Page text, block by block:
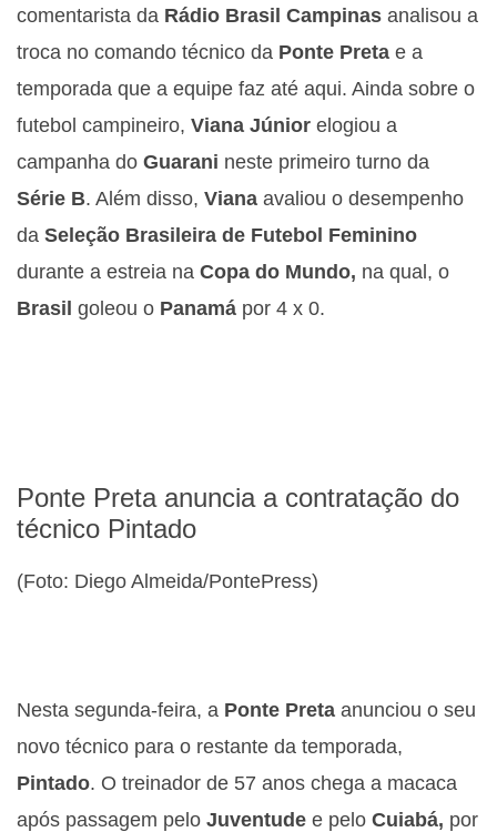
comentarista da Rádio Brasil Campinas analisou a
troca no comando técnico da Ponte Preta e a
temporada que a equipe faz até aqui. Ainda sobre o
futebol campineiro, Viana Júnior elogiou a
campanha do Guarani neste primeiro turno da
Série B. Além disso, Viana avaliou o desempenho
da Seleção Brasileira de Futebol Feminino
durante a estreia na Copa do Mundo, na qual, o
Brasil goleou o Panamá por 4 x 0.
Ponte Preta anuncia a contratação do
técnico Pintado
(Foto: Diego Almeida/PontePress)
Nesta segunda-feira, a Ponte Preta anunciou o seu
novo técnico para o restante da temporada,
Pintado. O treinador de 57 anos chega a macaca
após passagem pelo Juventude e pelo Cuiabá, por